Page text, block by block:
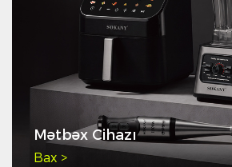
Mətbəx Cihazı
Bax >